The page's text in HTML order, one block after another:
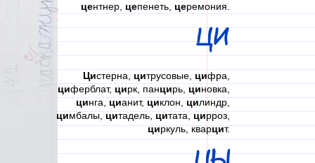
центнер, цепенеть, церемония.
ЦИ
Цистерна, цитрусовые, цифра,
циферблат, цирк, панцирь, циновка,
цинга, цианит, циклон, цилиндр,
цимбалы,цитадель,цитата,цирроз,
циркуль, кварцит.